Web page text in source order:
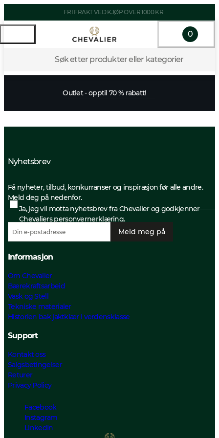
FRI FRAKT VED KJØP OVER 1000 KR
Søk etter produkter eller kategorier
0
Outlet - opptil 70 % rabatt!
Nyhetsbrev
Få nyheter, tilbud, konkurranser og inspirasjon før alle andre.
Meld deg på nedenfor.
Ja, jeg vil motta nyhetsbrev fra Chevalier og godkjenner
Chevaliers personvernerklæring.
Meld meg på
Informasjon
Om Chevalier
Bærekraftsarbeid
Vask og Stell
Tekniske materialer
Historien bak jaktklær i verdensklasse
Support
Kontakt oss
Salgsbetingelser
Returer
Privacy Policy
Facebook
Instagram
LinkedIn